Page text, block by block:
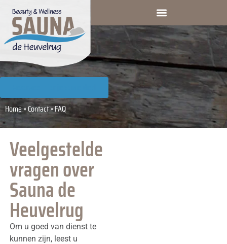
Home»Contact»FAQ
Veelgestelde
vragen over
Sauna de
Heuvelrug
Om u goed van dienst te
kunnen zijn, leest u